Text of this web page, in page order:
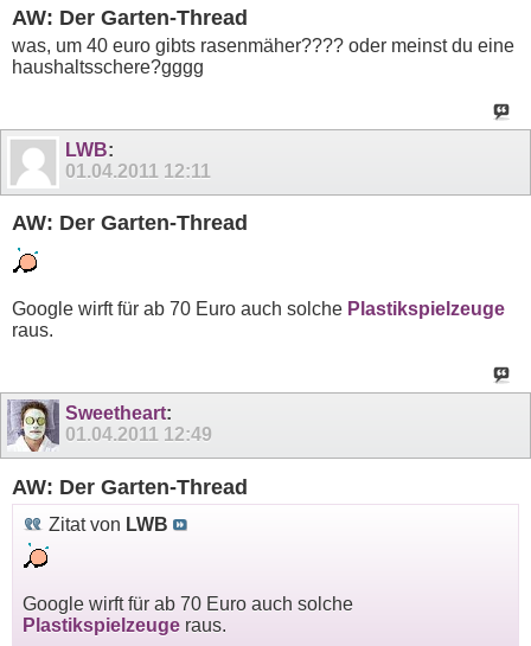
AW: Der Garten-Thread
was, um 40 euro gibts rasenmäher???? oder meinst du eine
haushaltsschere?gggg
LWB:
01.04.2011 12:11
AW: Der Garten-Thread
Google wirft für ab 70 Euro auch solche Plastikspielzeuge
raus.
Sweetheart:
01.04.2011 12:49
AW: Der Garten-Thread
Zitat von LWB
Google wirft für ab 70 Euro auch solche
Plastikspielzeuge raus.